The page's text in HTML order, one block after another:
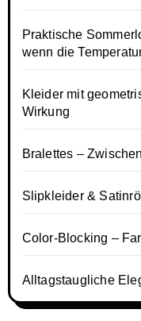
Praktische
wenn die
Kleider mit
Wirkung
Bralettes –
Slipkleider &
Color-Blocking –
Alltagstaugliche